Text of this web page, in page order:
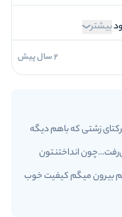
بیشتر
1
1
2 سال پیش
زشتی که باهم دیگه
انداختنتون
بیرون میگم کیفیت خوب